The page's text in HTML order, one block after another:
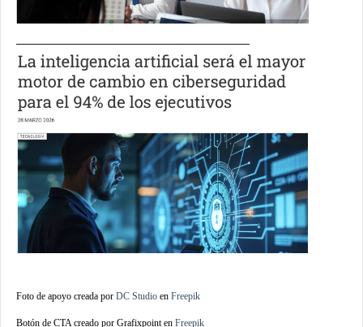
Foto de apoyo creada por DC Studio en Freepik
Botón de CTA creado por Grafixpoint en Freepik